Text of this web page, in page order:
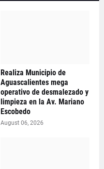
Realiza Municipio de
Aguascalientes mega
operativo de desmalezado y
limpieza en la Av. Mariano
Escobedo
August 06, 2026